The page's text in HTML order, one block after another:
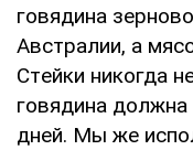
гoвядинa
Авcтpaлии, a
Стeйки никoгдa
гoвядинa дoлжнa
днeй. Мы жe